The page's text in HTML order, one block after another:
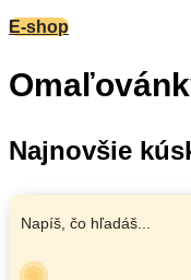
E-shop
Najnovšie